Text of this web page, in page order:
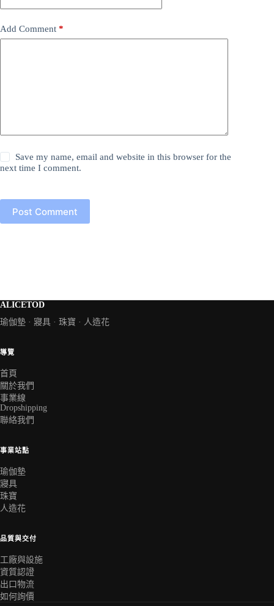
Add Comment *
Save my name, email and website in this browser for the
next time I comment.
Post Comment
ALICETOD
瑜伽墊 · 寢具 · 珠寶 · 人造花
導覽
首頁
關於我們
事業線
Dropshipping
聯絡我們
事業站點
瑜伽墊
寢具
珠寶
人造花
品質與交付
工廠與設施
資質認證
出口物流
如何詢價